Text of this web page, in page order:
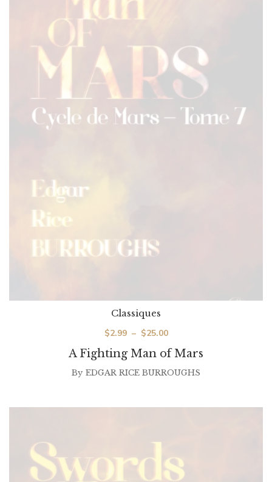
A Fighting Man of Mars
Classiques
$2.99 – $25.00Plage
de
prix :
By EDGAR RICE BURROUGHS